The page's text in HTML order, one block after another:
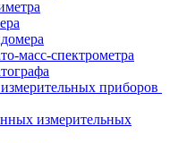
масс-спектрометра
приборов
измерительных